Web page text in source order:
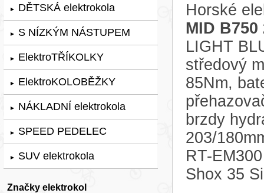
► DĚTSKÁ elektrokola
► S NÍZKÝM NÁSTUPEM
► ElektroTŘÍKOLKY
► ElektroKOLOBĚŽKY
► NÁKLADNÍ elektrokola
► SPEED PEDELEC
► SUV elektrokola
Značky elektrokol
Horské
MID B750
LIGHT
středový
85Nm,
brzdy
203/
RT-
Shox 35